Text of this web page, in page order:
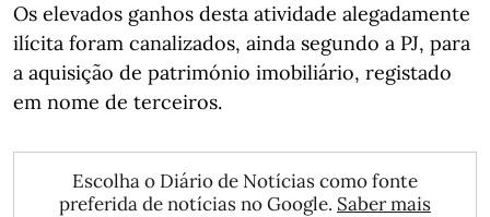
Os elevados ganhos desta atividade alegadamente
ilícita foram canalizados, ainda segundo a PJ, para
a aquisição de património imobiliário, registado
em nome de terceiros.
Escolha o Diário de Notícias como fonte
preferida de notícias no Google. Saber mais